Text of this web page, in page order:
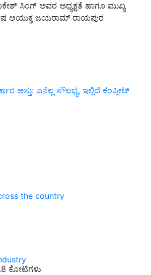
the country
ಸಿಂಗ್ ಅವರ ಅಧ್ಯಕ್ಷತೆ ಹಾಗೂ ಮುಖ್ಯ
ಆಯುಕ್ತ ಜಯರಾಮ್ ರಾಯಪುರ
ಅಸ್ತು: ಏನೆಲ್ಲ ಸೌಲಭ್ಯ, ಇಲ್ಲಿದೆ ಕಂಪ್ಲೀಟ್‌
ಕೋಟಿಗಳು